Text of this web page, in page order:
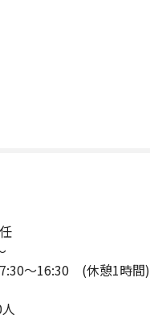
～16:30 (休憩1時間)